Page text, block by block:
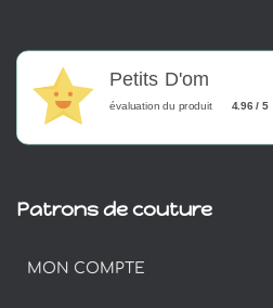
Petits D'om
évaluation du produit 4.96 / 5
Patrons de couture
MON COMPTE